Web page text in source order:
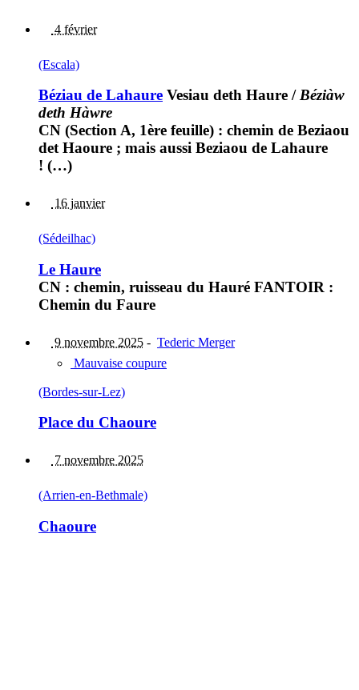
4 février
(Escala)
Béziau de Lahaure Vesiau deth Haure /Béziàw
deth Hàwre
CN (Section A, 1ère feuille) : chemin de Beziaou
det Haoure ; mais aussi Beziaou de Lahaure
! (…)
16 janvier
(Sédeilhac)
Le Haure
CN : chemin, ruisseau du Hauré FANTOIR :
Chemin du Faure
9 novembre 2025 - Tederic Merger
Mauvaise coupure
(Bordes-sur-Lez)
Place du Chaoure
7 novembre 2025
(Arrien-en-Bethmale)
Chaoure